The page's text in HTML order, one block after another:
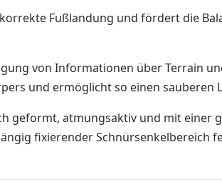
Fußlandung und fördert die
von Informationen über Terrain
und ermöglicht so einen sauberen
geformt, atmungsaktiv und mit einer
fixierender Schnürsenkelbereich